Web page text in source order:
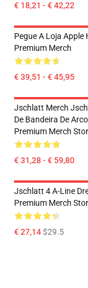
€ 18,21 - € 42,22
Pegue A Loja Apple
Premium Merch
€ 39,51 - € 45,95
Jschlatt Merch
De Bandeira De
Premium Merch
€ 31,28 - € 59,80
Jschlatt 4 A-Line
Premium Merch
€ 27,14$29.5